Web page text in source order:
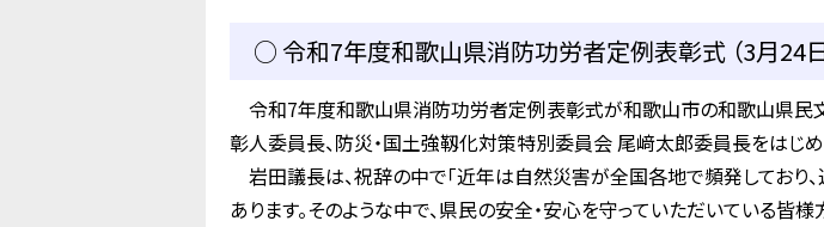
○ 令和7年度和歌山県消防功労者定例表彰式 （3月24日
令和7年度和歌山県消防功労者定例表彰式が和歌山市の和歌山県民
彰人委員長、防災・国土強靱化対策特別委員会 尾﨑太郎委員長をはじめ
岩田議長は、祝辞の中で「近年は自然災害が全国各地で頻発しており
あります。そのような中で、県民の安全・安心を守っていただいている